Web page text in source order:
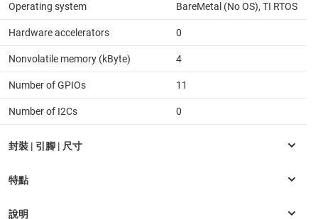
Operating system BareMetal (No OS), TI RTOS
Hardware accelerators 0
Nonvolatile memory (kByte) 4
Number of GPIOs 11
Number of I2Cs 0